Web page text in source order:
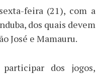
feira (21), com a
dos quais devem
José e Mamauru.
dos jogos,